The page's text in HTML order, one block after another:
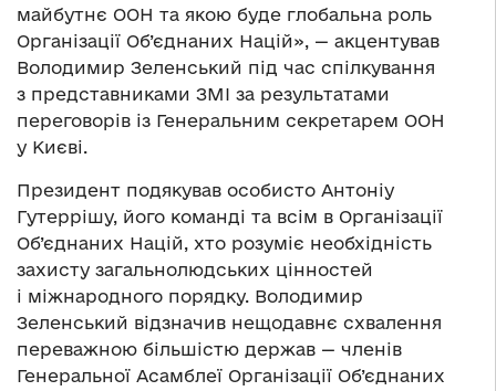
майбутнє ООН та якою буде глобальна роль
Організації Об’єднаних Націй», — акцентував
Володимир Зеленський під час спілкування
з представниками ЗМІ за результатами
переговорів із Генеральним секретарем ООН
у Києві.
Президент подякував особисто Антоніу
Гутеррішу, його команді та всім в Організації
Об’єднаних Націй, хто розуміє необхідність
захисту загальнолюдських цінностей
і міжнародного порядку. Володимир
Зеленський відзначив нещодавнє схвалення
переважною більшістю держав — членів
Генеральної Асамблеї Організації Об’єднаних